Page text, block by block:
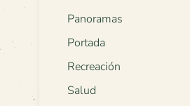
Panoramas
Portada
Recreación
Salud